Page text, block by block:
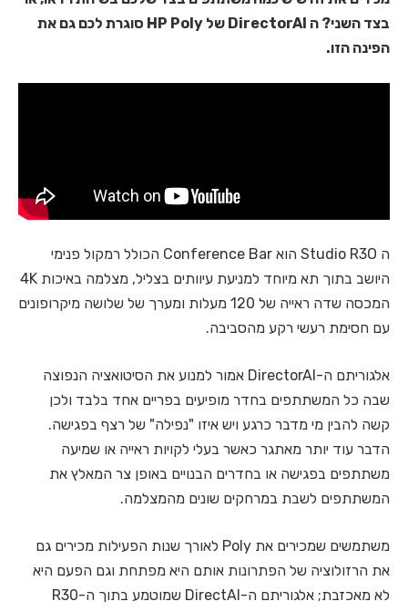
בצד השני? ה DirectorAI של HP Poly סוגרת לכם גם את
הפינה הזו.
ה Studio R3O הוא Conference Bar הכולל רמקול פנימי
היושב בתוך תא מיוחד למניעת עיוותים בצליל, מצלמה באיכות 4K
המכסה שדה ראייה של 120 מעלות ומערך של שלושה מיקרופונים
עם חסימת רעשי רקע מהסביבה.
אלגוריתם ה-DirectorAI אמור למנוע את הסיטואציה הנפוצה
שבה כל המשתתפים בחדר מופיעים בפריים אחד בלבד ולכן
קשה להבין מי מדבר כרגע ויש איזו "נפילה" של רצף בפגישה.
הדבר עוד יותר מאתגר כאשר בעלי לקויות ראייה או שמיעה
משתתפים בפגישה או בחדרים הבנויים באופן צר המאלץ את
המשתתפים לשבת במרחקים שונים מהמצלמה.
משתמשים שמכירים את Poly לאורך שנות הפעילות מכירים גם
את הרזולוציה של הפתרונות אותם היא מפתחת וגם הפעם היא
לא מאכזבת; אלגוריתם ה-DirectAI שמוטמע בתוך ה-R30